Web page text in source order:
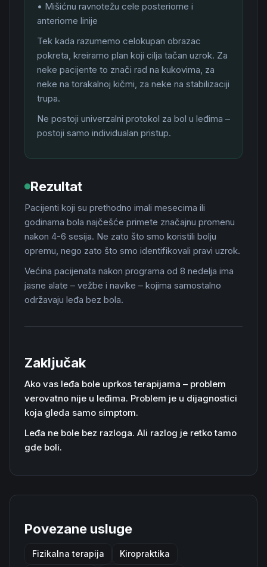
• Mišićnu ravnotežu cele posteriorne i
anteriorne linije
Tek kada razumemo celokupan obrazac
pokreta, kreiramo plan koji cilja tačan uzrok. Za
neke pacijente to znači rad na kukovima, za
neke na torakalnoj kičmi, za neke na stabilizaciji
trupa.
Ne postoji univerzalni protokol za bol u leđima –
postoji samo individualan pristup.
Rezultat
Pacijenti koji su prethodno imali mesecima ili
godinama bola najčešće primete značajnu promenu
nakon 4-6 sesija. Ne zato što smo koristili bolju
opremu, nego zato što smo identifikovali pravi uzrok.
Većina pacijenata nakon programa od 8 nedelja ima
jasne alate – vežbe i navike – kojima samostalno
održavaju leđa bez bola.
Zaključak
Ako vas leđa bole uprkos terapijama – problem
verovatno nije u leđima. Problem je u dijagnostici
koja gleda samo simptom.
Leđa ne bole bez razloga. Ali razlog je retko tamo
gde boli.
Povezane usluge
Fizikalna terapija Kiropraktika